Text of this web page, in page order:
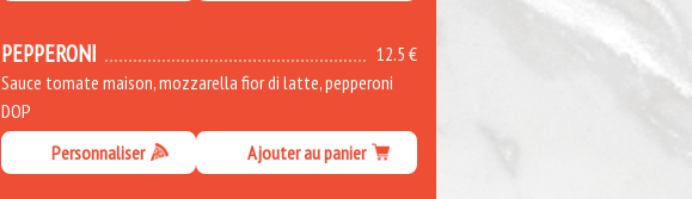
12.5 €
PEPPERONI
Sauce tomate maison, mozzarella fior di latte, pepperoni
DOP
Personnaliser
Ajouter au panier